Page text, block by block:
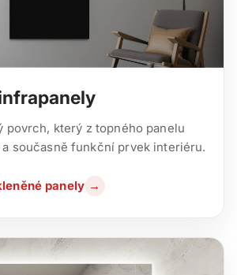
povrch, který z topného panelu
současně funkční prvek interiéru.
panely →